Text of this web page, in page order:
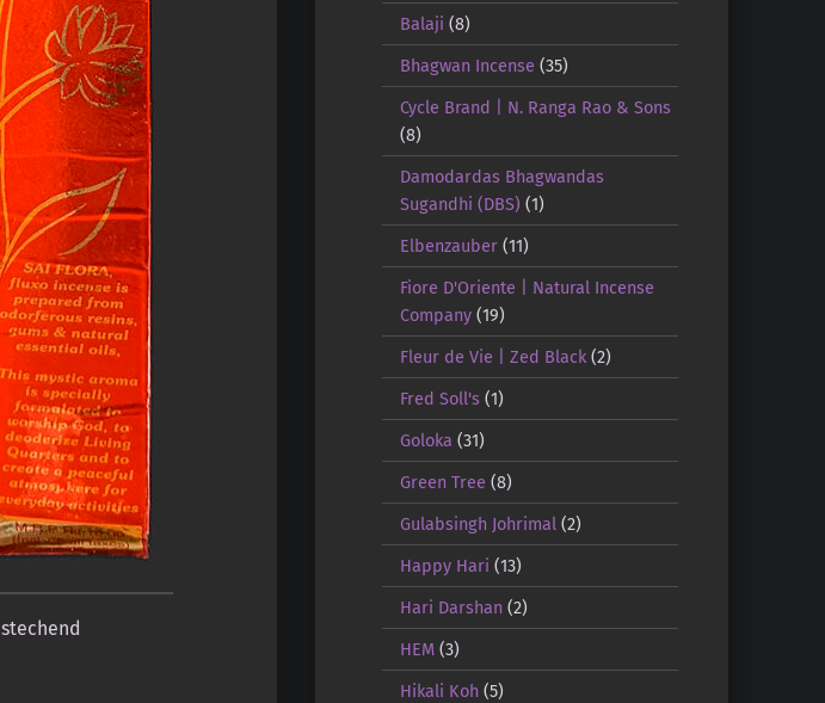
stechend
Balaji (8)
Bhagwan Incense (35)
Cycle Brand | N. Ranga Rao & Sons
(8)
Damodardas Bhagwandas
Sugandhi (DBS) (1)
Elbenzauber(11)
Fiore D'Oriente | Natural Incense
Company(19)
Fleur de Vie | Zed Black(2)
Fred Soll's(1)
Goloka (31)
Green Tree (8)
Gulabsingh Johrimal (2)
Happy Hari (13)
Hari Darshan(2)
HEM(3)
Hikali Koh(5)